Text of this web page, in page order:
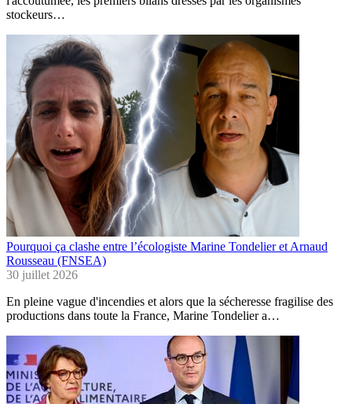
stockeurs…
Pourquoi ça clashe entre l’écologiste Marine Tondelier et Arnaud
Rousseau (FNSEA)
30 juillet 2026
En pleine vague d'incendies et alors que la sécheresse fragilise des
productions dans toute la France, Marine Tondelier a…